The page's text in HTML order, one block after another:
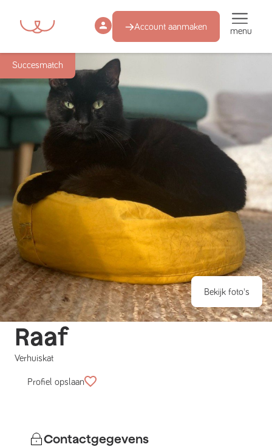
Account aanmaken menu
Succesmatch
Bekijk foto's
Raaf
Verhuiskat
Profiel opslaan
Contactgegevens